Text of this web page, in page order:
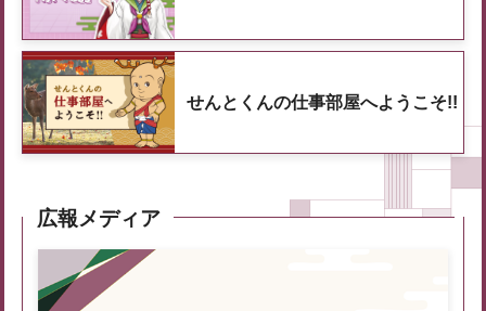
せんとくんの仕事部屋へようこそ!!
広報メディア